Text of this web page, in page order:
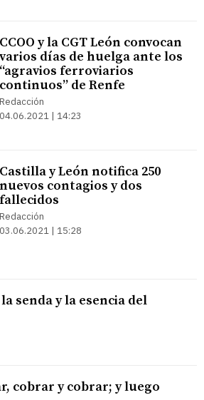
CCOO y la CGT León convocan
varios días de huelga ante los
“agravios ferroviarios
continuos” de Renfe
Redacción
04.06.2021 | 14:23
Castilla y León notifica 250
nuevos contagios y dos
fallecidos
Redacción
03.06.2021 | 15:28
senda y la esencia del
cobrar y cobrar; y luego